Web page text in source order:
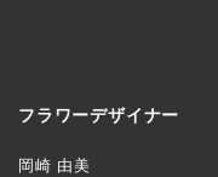
フラワーデザイナー
岡崎 由美